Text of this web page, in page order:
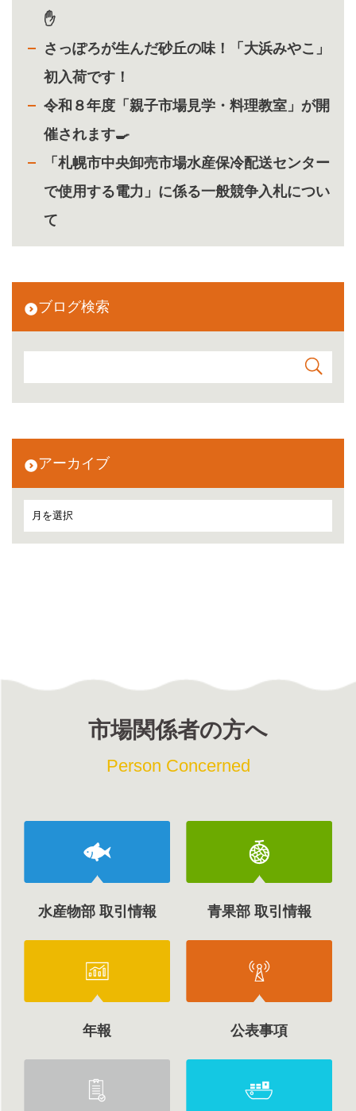
✋
さっぽろが生んだ砂丘の味！「大浜みやこ」
初入荷です！
令和８年度「親子市場見学・料理教室」が開
催されます🍳
「札幌市中央卸売市場水産保冷配送センター
で使用する電力」に係る一般競争入札につい
て
ブログ検索
アーカイブ
市場関係者の方へ
Person Concerned
水産物部 取引情報 青果部 取引情報
年報 公表事項